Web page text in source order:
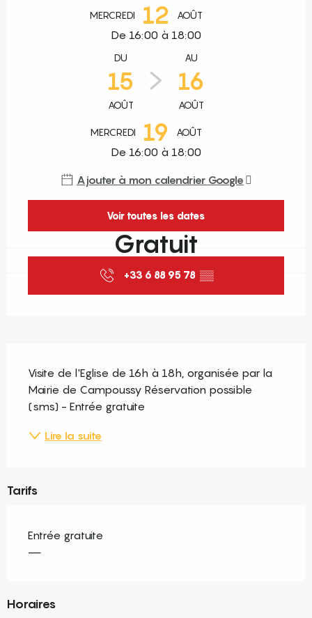
MERCREDI 12 AOÛT
De 16:00 à 18:00
DU
15
AOÛT
AU
16
AOÛT
MERCREDI 19 AOÛT
De 16:00 à 18:00
Ajouter à mon calendrier Google
Voir toutes les dates
Gratuit
+33 6 88 95 78 ▒▒
Visite de l'Eglise de 16h à 18h, organisée par la
Mairie de Campoussy Réservation possible
(sms) - Entrée gratuite
Lire la suite
Tarifs
Entrée gratuite
—
Horaires